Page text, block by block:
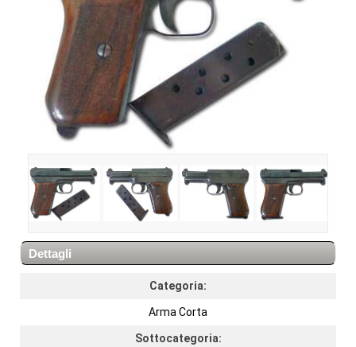
Dettagli
Categoria:
Arma Corta
Sottocategoria: